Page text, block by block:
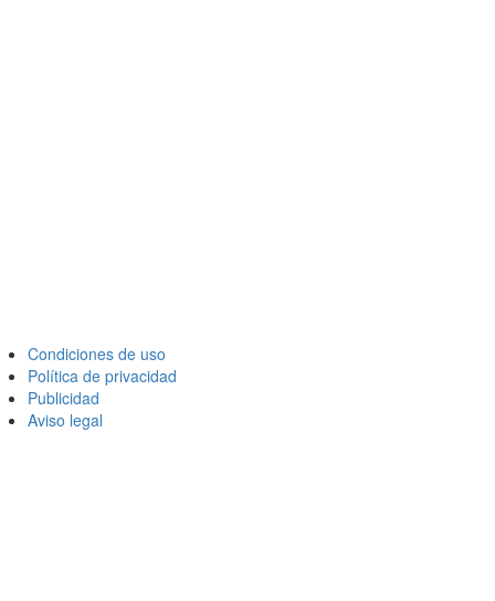
Condiciones de uso
Política de privacidad
Publicidad
Aviso legal